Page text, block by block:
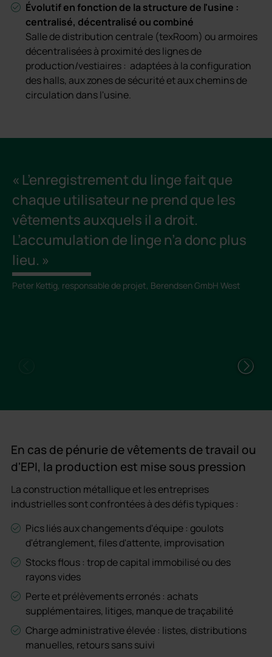
Évolutif en fonction de la structure de l'usine :
centralisé, décentralisé ou combiné
Salle de distribution centrale (texRoom) ou armoires
décentralisées à proximité des lignes de
production/vestiaires : adaptées à la configuration
des halls, aux zones de sécurité et aux chemins de
circulation dans l'usine.
« L’enregistrement du linge fait que
chaque utilisateur ne prend que les
vêtements auxquels il a droit.
L’accumulation de linge n’a donc plus
lieu. »
Peter Kettig, responsable de projet, Berendsen GmbH West
En cas de pénurie de vêtements de travail ou
d'EPI, la production est mise sous pression
La construction métallique et les entreprises
industrielles sont confrontées à des défis typiques :
Pics liés aux changements d'équipe : goulots
d'étranglement, files d'attente, improvisation
Stocks flous : trop de capital immobilisé ou des
rayons vides
Perte et prélèvements erronés : achats
supplémentaires, litiges, manque de traçabilité
Charge administrative élevée : listes, distributions
manuelles, retours sans suivi